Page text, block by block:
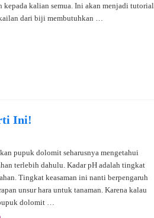
kepada kalian semua. Ini akan menjadi tutorial
dari biji membutuhkan …
Ini!
pupuk dolomit seharusnya mengetahui
terlebih dahulu. Kadar pH adalah tingkat
Tingkat keasaman ini nanti berpengaruh
unsur hara untuk tanaman. Karena kalau
dolomit …